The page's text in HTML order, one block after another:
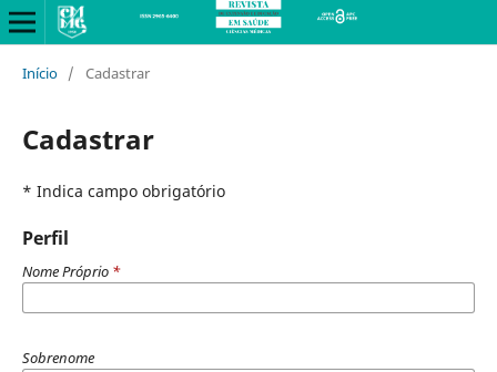
Início / Cadastrar
Cadastrar
* Indica campo obrigatório
Perfil
Nome Próprio *
Sobrenome